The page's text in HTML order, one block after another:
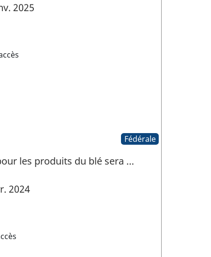
2025
Fédérale
les produits du blé sera …
2024